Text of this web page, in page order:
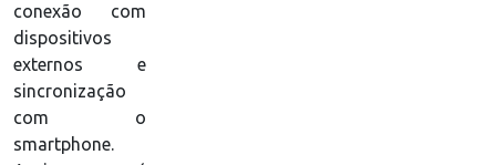
conexão com
dispositivos
externos e
sincronização
com o
smartphone.